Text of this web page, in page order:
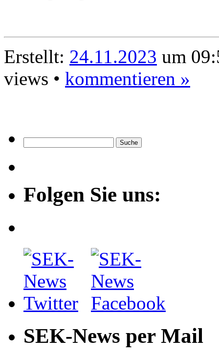
Erstellt: 24.11.2023 um
views • kommentieren »
Folgen Sie uns:
SEK-News per Mail